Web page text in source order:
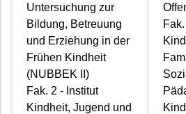
Untersuchung zur
Bildung, Betreuung
und Erziehung in der
Frühen Kindheit
(NUBBEK II)
Fak. 2 - Institut
Kindheit, Jugend und